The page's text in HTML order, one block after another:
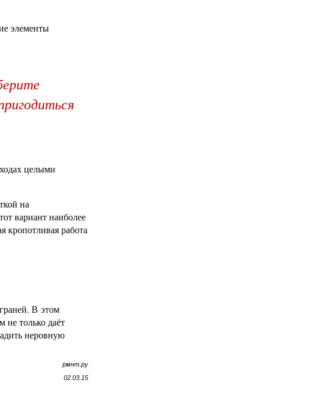
элементы
целыми
на
вариант наиболее
кропотливая работа
В этом
не только даёт
неровную
рмнт.ру
02.03.15